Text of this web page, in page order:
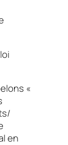
«
en